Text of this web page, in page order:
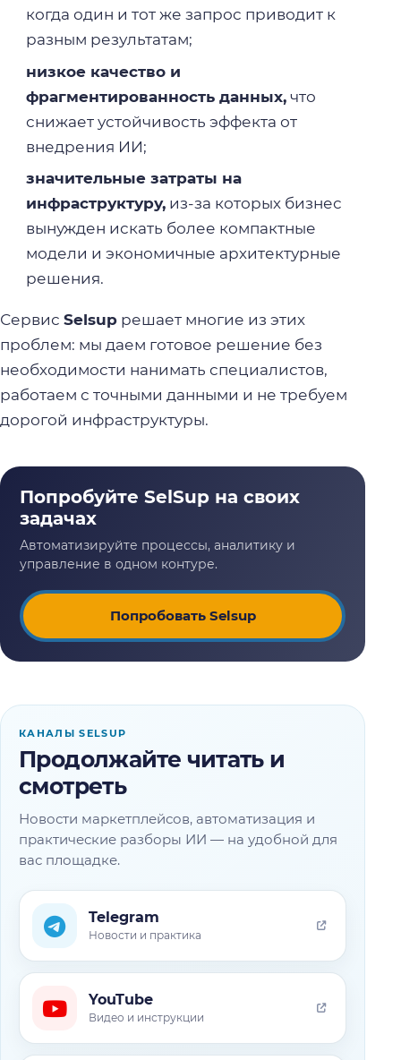
когда один и тот же запрос приводит к
разным результатам;
низкое качество и
фрагментированность данных,что
снижает устойчивость эффекта от
внедрения ИИ;
значительные затраты на
инфраструктуру,из-за которых бизнес
вынужден искать более компактные
модели и экономичные архитектурные
решения.
Сервис Selsup решает многие из этих
проблем: мы даем готовое решение без
необходимости нанимать специалистов,
работаем с точными данными и не требуем
дорогой инфраструктуры.
Попробовать Selsup
КАНАЛЫ SELSUP
Продолжайте читать и
смотреть
Новости маркетплейсов, автоматизация и
практические разборы ИИ — на удобной для
вас площадке.
Telegram
Новости и практика
YouTube
Видео и инструкции